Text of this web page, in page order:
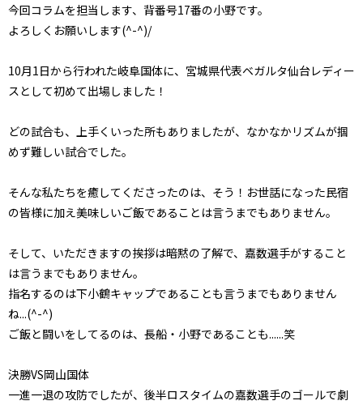
今回コラムを担当します、背番号17番の小野です。
よろしくお願いします(^-^)/
10月1日から行われた岐阜国体に、宮城県代表ベガルタ仙台レディー
スとして初めて出場しました！
どの試合も、上手くいった所もありましたが、なかなかリズムが掴
めず難しい試合でした。
そんな私たちを癒してくださったのは、そう！お世話になった民宿
の皆様に加え美味しいご飯であることは言うまでもありません。
そして、いただきますの挨拶は暗黙の了解で、嘉数選手がすること
は言うまでもありません。
指名するのは下小鶴キャップであることも言うまでもありません
ね...(^-^)
ご飯と闘いをしてるのは、長船・小野であることも......笑
決勝VS岡山国体
一進一退の攻防でしたが、後半ロスタイムの嘉数選手のゴールで劇